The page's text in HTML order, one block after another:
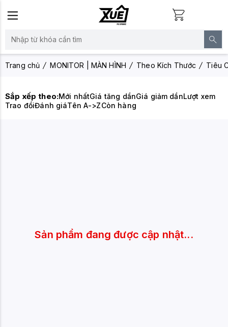
Trang chủ MONITOR | MÀN HÌNH Theo Kích Thước Tiêu
Sắp xếp theo:Mới nhấtGiá tăng dầnGiá giảm dầnLượt xem
Trao đổiĐánh giáTên A->ZCòn hàng
Sản phẩm đang được cập nhật...